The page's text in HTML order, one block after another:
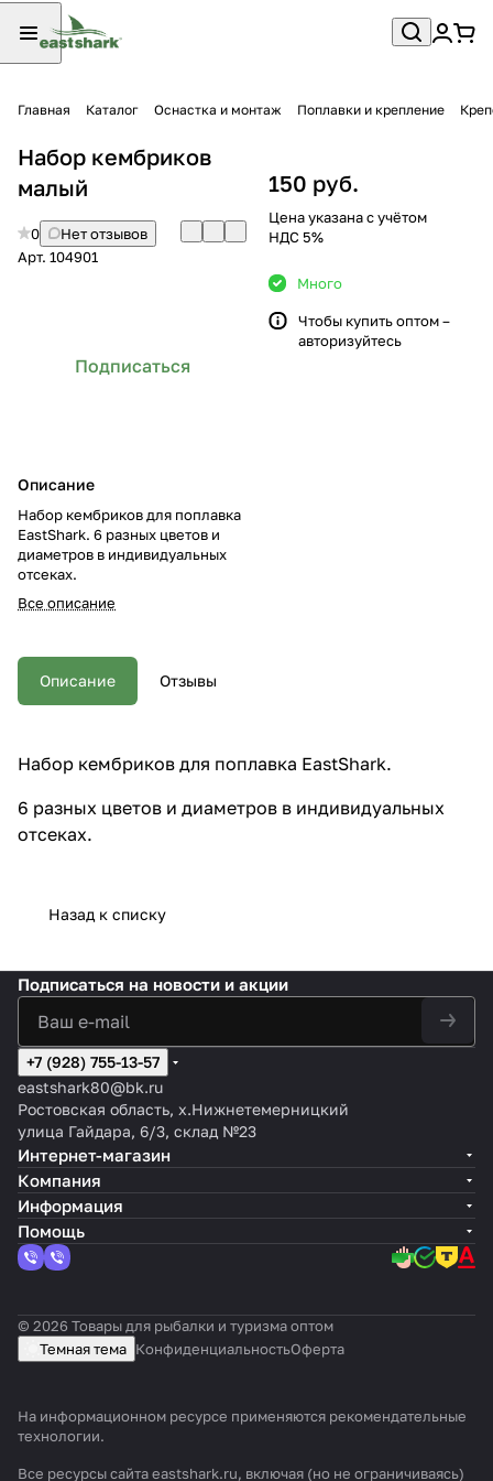
Главная Каталог Оснастка и монтаж Поплавки и крепление
Набор кембриков
малый
0
Нет отзывов
Арт. 104901
Подписаться
Описание
Набор кембриков для поплавка
EastShark. 6 разных цветов и
диаметров в индивидуальных
отсеках.
Все описание
150 руб.
Цена указана с учётом
НДС 5%
Много
Чтобы купить оптом –
авторизуйтесь
Описание Отзывы
Набор кембриков для поплавка EastShark.
6 разных цветов и диаметров в индивидуальных
отсеках.
Назад к списку
Подписаться на новости и акции
+7 (928) 755-13-57
eastshark80@bk.ru
Ростовская область, х.Нижнетемерницкий
улица Гайдара, 6/3, склад №23
Интернет-магазин
Компания
Информация
Помощь
© 2026 Товары для рыбалки и туризма оптом
Темная тема КонфиденциальностьОферта
На информационном ресурсе применяются рекомендательные
технологии.
Все ресурсы сайта eastshark.ru, включая (но не ограничиваясь)